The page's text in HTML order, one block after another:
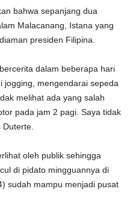
bahwa sepanjang dua
Malacanang, Istana yang
presiden Filipina.
dalam beberapa hari
jogging, mengendarai sepeda
melihat ada yang salah
pada jam 2 pagi. Saya tidak
oleh publik sehingga
di pidato mingguannya di
sudah mampu menjadi pusat